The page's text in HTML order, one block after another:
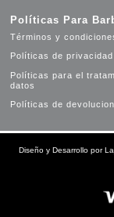
Políticas Para
Términos y
Políticas de privacidad
Políticas para el
datos
Políticas de
Diseño y Desarrollo por